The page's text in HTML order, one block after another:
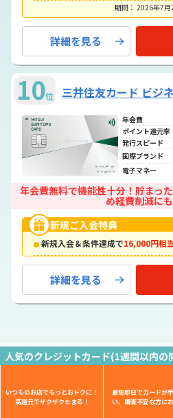
期間： 2026年7
詳細を見る
10位 三井住友カード ビジ
年会費
ポイント還元率
発行スピード
国際ブランド
電子マネー
年会費無料で機能性十分！貯まっ
め経費削減に
新規ご入会特典
新規入会＆条件達成で16,000円相
詳細を見る
人気のクレジットカード(1週間以内の
いつものお店でもっとおトクに！
高還元でザクザクたまる！
最短即日でカードが
い、審査不安な方に